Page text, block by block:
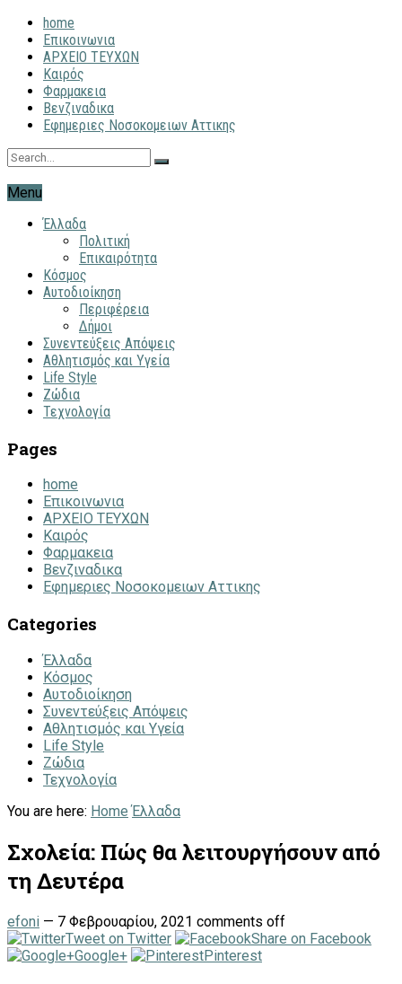
home
Επικοινωνια
ΑΡΧΕΙΟ ΤΕΥΧΩΝ
Καιρός
Φαρμακεια
Βενζιναδικα
Εφημεριες Νοσοκομειων Αττικης
Menu
Έλλαδα
Πολιτική
Επικαιρότητα
Κόσμος
Αυτοδιοίκηση
Περιφέρεια
Δήμοι
Συνεντεύξεις Απόψεις
Αθλητισμός και Υγεία
Life Style
Ζώδια
Τεχνολογία
Pages
home
Επικοινωνια
ΑΡΧΕΙΟ ΤΕΥΧΩΝ
Καιρός
Φαρμακεια
Βενζιναδικα
Εφημεριες Νοσοκομειων Αττικης
Categories
Έλλαδα
Κόσμος
Αυτοδιοίκηση
Συνεντεύξεις Απόψεις
Αθλητισμός και Υγεία
Life Style
Ζώδια
Τεχνολογία
You are here: Home Έλλαδα
Σχολεία: Πώς θα λειτουργήσουν από
τη Δευτέρα
efoni — 7 Φεβρουαρίου, 2021 comments off
Tweet on Twitter
Share on Facebook
Google+
Pinterest